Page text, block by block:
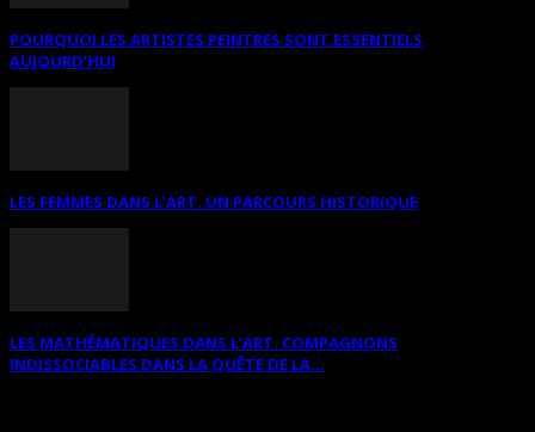
POURQUOI LES ARTISTES PEINTRES SONT ESSENTIELS
AUJOURD’HUI
LES FEMMES DANS L’ART. UN PARCOURS HISTORIQUE
LES MATHÉMATIQUES DANS L’ART. COMPAGNONS
INDISSOCIABLES DANS LA QUÊTE DE LA...